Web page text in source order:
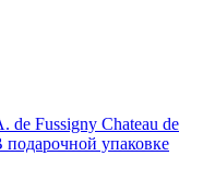
de Fussigny Chateau de
подарочной упаковке